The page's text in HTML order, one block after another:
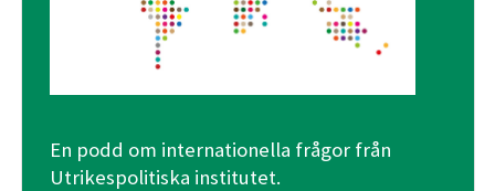
En podd om internationella frågor från
Utrikespolitiska institutet.